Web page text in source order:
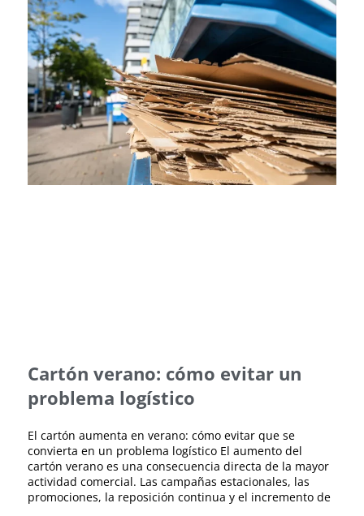
Cartón verano: cómo evitar un
problema logístico
El cartón aumenta en verano: cómo evitar que se
convierta en un problema logístico El aumento del
cartón verano es una consecuencia directa de la mayor
actividad comercial. Las campañas estacionales, las
promociones, la reposición continua y el incremento de